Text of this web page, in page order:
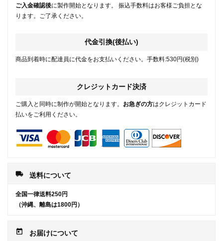
ご入金確認後に製作開始となります。 振込手数料はお客様ご負担とな
ります。ご了承ください。
代金引換(後払い)
商品到着時に配達員に代金をお支払いください。手数料:530円(税別)
クレジットカード決済
ご購入と同時に制作が開始となります。 お急ぎの方はクレジットカード
払いをご利用ください。
local_shipping 送料について
全国一律送料250円
（沖縄、離島は1800円）
today お届けについて